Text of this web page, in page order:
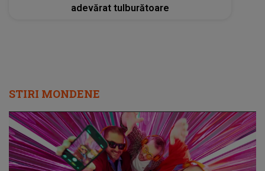
adevărat tulburătoare
STIRI MONDENE